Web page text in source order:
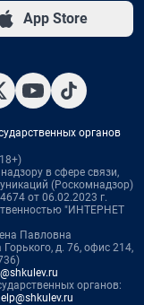
App Store
органов
в сфере связи,
(Роскомнадзор)
от 06.02.2023 г.
"ИНТЕРНЕТ
Павловна
д. 76, офис 214,
органов: